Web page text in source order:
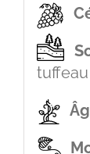
tuffeau